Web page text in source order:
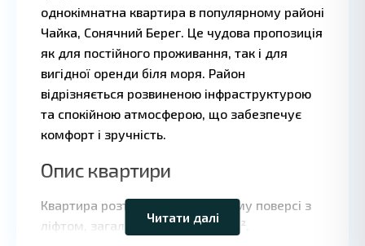
однокімнатна квартира в популярному районі
Чайка, Сонячний Берег. Це чудова пропозиція
як для постійного проживання, так і для
вигідної оренди біля моря. Район
відрізняється розвиненою інфраструктурою
та спокійною атмосферою, що забезпечує
комфорт і зручність.
Опис квартири
Квартира розташована на п'ятому поверсі з
ліфтом, загальною площею 62 м².
Читати далі